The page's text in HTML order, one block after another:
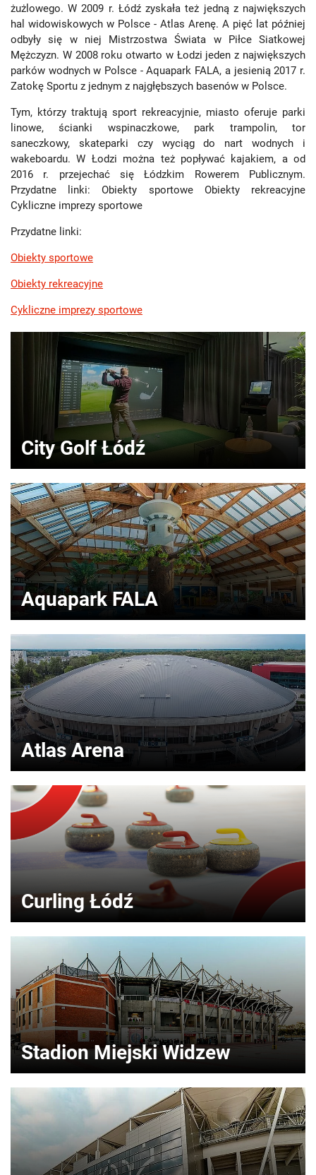
żużlowego. W 2009 r. Łódź zyskała też jedną z największych
hal widowiskowych w Polsce - Atlas Arenę. A pięć lat później
odbyły się w niej Mistrzostwa Świata w Piłce Siatkowej
Mężczyzn. W 2008 roku otwarto w Łodzi jeden z największych
parków wodnych w Polsce - Aquapark FALA, a jesienią 2017 r.
Zatokę Sportu z jednym z najgłębszych basenów w Polsce.
Tym, którzy traktują sport rekreacyjnie, miasto oferuje parki
linowe, ścianki wspinaczkowe, park trampolin, tor
saneczkowy, skateparki czy wyciąg do nart wodnych i
wakeboardu. W Łodzi można też popływać kajakiem, a od
2016 r. przejechać się Łódzkim Rowerem Publicznym.
Przydatne linki: Obiekty sportowe Obiekty rekreacyjne
Cykliczne imprezy sportowe
Przydatne linki:
Obiekty sportowe
Obiekty rekreacyjne
Cykliczne imprezy sportowe
City Golf Łódź
Aquapark FALA
Atlas Arena
Curling Łódź
Stadion Miejski Widzew